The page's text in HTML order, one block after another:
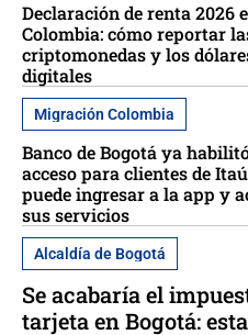
Declaración de renta 2026
Colombia: cómo reportar
criptomonedas y los
digitales
Migración Colombia
Banco de Bogotá ya
acceso para clientes de
puede ingresar a la app y
sus servicios
Alcaldía de Bogotá
Se acabaría el
tarjeta en Bogotá: